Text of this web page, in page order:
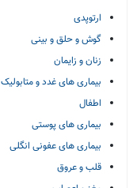
ارتوپدی
گوش و حلق و بینی
زنان و زایمان
بیماری های غدد و متابولیک
اطفال
بیماری های پوستی
بیماری های عفونی انگلی
قلب و عروق